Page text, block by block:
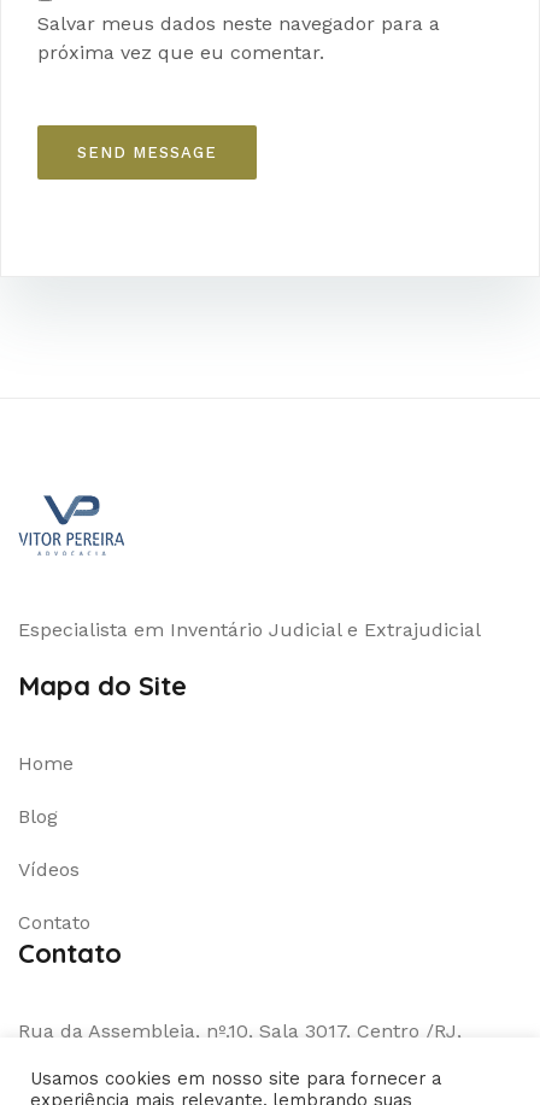
Salvar meus dados neste navegador para a
próxima vez que eu comentar.
Especialista em Inventário Judicial e Extrajudicial
Mapa do Site
Home
Blog
Vídeos
Contato
Contato
Rua da Assembleia, nº.10, Sala 3017, Centro /RJ,
Usamos cookies em nosso site para fornecer a
experiência mais relevante, lembrando suas